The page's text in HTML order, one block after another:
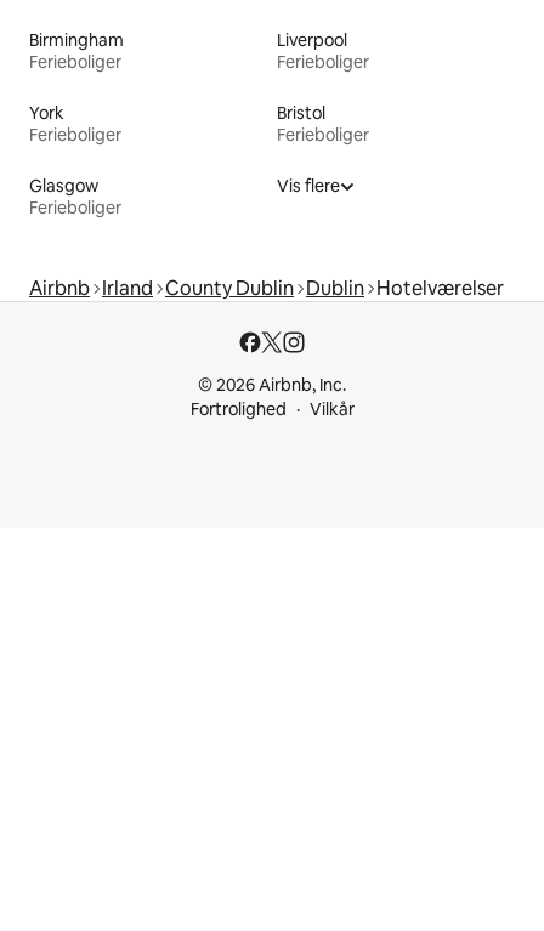
Birmingham
Ferieboliger
Liverpool
Ferieboliger
York
Ferieboliger
Bristol
Ferieboliger
Glasgow
Ferieboliger
Vis flere
Airbnb Irland County Dublin Dublin Hotelværelser
© 2026 Airbnb, Inc.
Fortrolighed
Vilkår